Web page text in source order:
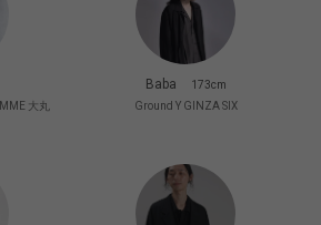
大丸
Baba
173cm
Ground Y GINZA SIX